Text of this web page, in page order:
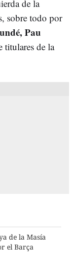
de la
sobre todo por
Pau
titulares de la
de la Masía
el Barça